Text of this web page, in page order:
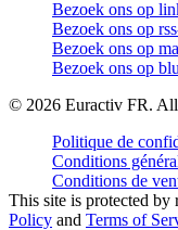
Bezoek ons op
Bezoek ons op
Bezoek ons op
Bezoek ons op
© 2026 Euractiv FR.
Politique de
Conditions
Conditions de
This site is protected
Policy and Terms of